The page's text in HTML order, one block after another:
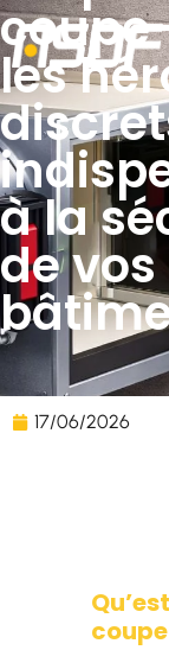
les
à la
de vos
17/06/2026